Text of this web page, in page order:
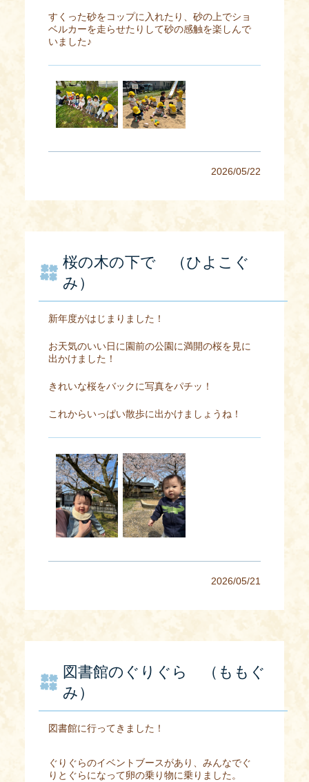
すくった砂をコップに入れたり、砂の上でショ
ベルカーを走らせたりして砂の感触を楽しんで
いました♪
2026/05/22
桜の木の下で （ひよこぐ
み）
新年度がはじまりました！
お天気のいい日に園前の公園に満開の桜を見に
出かけました！
きれいな桜をバックに写真をパチッ！
これからいっぱい散歩に出かけましょうね！
2026/05/21
図書館のぐりぐら （ももぐ
み）
図書館に行ってきました！
ぐりぐらのイベントブースがあり、みんなでぐ
りとぐらになって卵の乗り物に乗りました。